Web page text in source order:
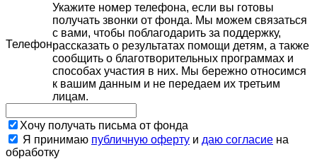
Телефон
Укажите номер телефона, если вы готовы
получать звонки от фонда. Мы можем связаться
с вами, чтобы поблагодарить за поддержку,
рассказать о результатах помощи детям, а также
сообщить о благотворительных программах и
способах участия в них. Мы бережно относимся
к вашим данным и не передаем их третьим
лицам.
Хочу получать письма от фонда
Я принимаю публичную оферту и даю согласие на
обработку